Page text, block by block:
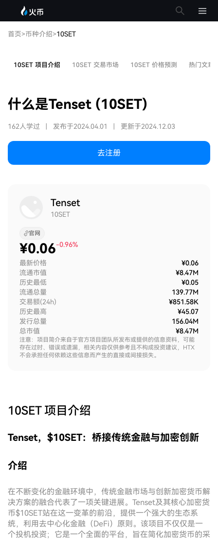
首页>币种介绍>10SET
10SET 项目介绍 10SET 交易市场 10SET 价格预测 热门文章
什么是Tenset (10SET)
162人学过 发布于2024.04.01 更新于2024.12.03
去注册
Tenset
10SET
官网
¥0.06-0.96%
最新价格
¥0.06
流通市值
¥8.47M
历史最低
¥0.05
流通总量
139.77M
交易额(24h)
¥851.58K
历史最高
¥45.07
发行总量
156.04M
总市值
¥8.47M
注意：项目简介来自于官方项目团队所发布或提供的信息资料，可能
存在过时、错误或遗漏，相关内容仅供参考且不构成投资建议，HTX
不会承担任何依赖这些信息而产生的直接或间接损失。
10SET 项目介绍
Tenset，$10SET：桥接传统金融与加密创新
介绍
在不断变化的金融环境中，传统金融市场与创新加密货币解
决方案的融合代表了一项关键进展。Tenset及其核心加密货
币$10SET站在这一变革的前沿，提供一个强大的生态系
统，利用去中心化金融（DeFi）原则。该项目不仅仅是一
个投机投资；它是一个全面的平台，旨在简化加密货币的采